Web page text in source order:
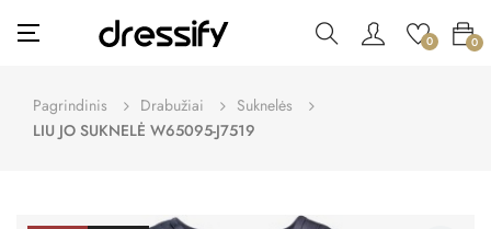
Toggle
navigation
☰ 0 0
Pagrindinis Drabužiai
Suknelės
LIU JO SUKNELĖ W65095-J7519